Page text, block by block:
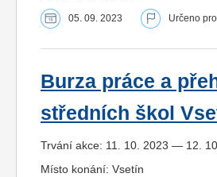
05. 09. 2023 Určeno
Burza práce a
středních škol
Trvání akce: 11. 10. 2023 — 12.
Místo konání: Vsetín